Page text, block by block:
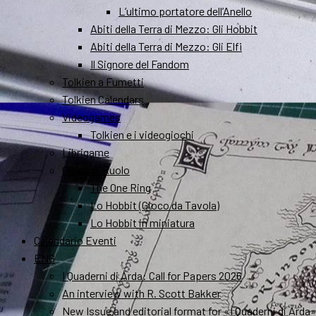
L’ultimo portatore dell’Anello
Abiti della Terra di Mezzo: Gli Hobbit
Abiti della Terra di Mezzo: Gli Elfi
Il Signore del Fandom
Tolkien a Fumetti
Tolkien Calendars
Videogames
Tolkien e i videogiochi
Librigame
Gioco di Ruolo
The One Ring
Lo Hobbit (Gioco da Tavola)
Lo Hobbit in miniatura
Calendario Eventi
ENG
I Quaderni di Arda: Call for Papers 2026
An interview with R. Scott Bakker
New Issue and editorial format for «I Quaderni di Arda»